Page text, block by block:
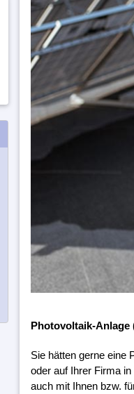
Photovoltaik-Anlage
Sie hätten gerne eine
oder auf Ihrer Firma
auch mit Ihnen bzw.